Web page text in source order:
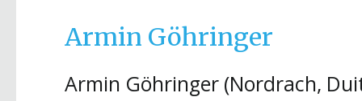
Armin Göhringer
Armin Göhringer (Nordrach,